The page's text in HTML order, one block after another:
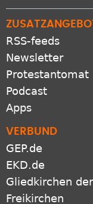
RSS-feeds
Newsletter
Protestantomat
Podcast
Apps
VERBUND
GEP.de
EKD.de
Gliedkirchen
Freikirchen